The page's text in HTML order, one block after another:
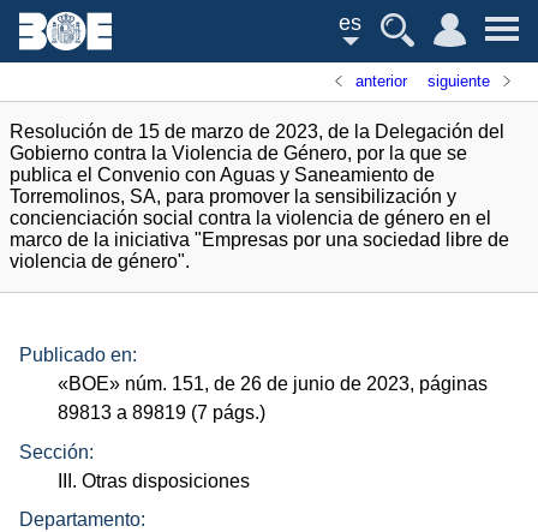
es
anterior siguiente
Resolución de 15 de marzo de 2023, de la Delegación del
Gobierno contra la Violencia de Género, por la que se
publica el Convenio con Aguas y Saneamiento de
Torremolinos, SA, para promover la sensibilización y
concienciación social contra la violencia de género en el
marco de la iniciativa "Empresas por una sociedad libre de
violencia de género".
Publicado en:
«BOE» núm. 151, de 26 de junio de 2023, páginas
89813 a 89819 (7 págs.)
Sección:
III. Otras disposiciones
Departamento: